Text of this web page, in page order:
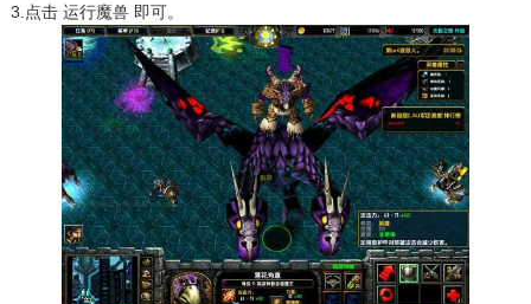
3.点击 运行魔兽 即可。